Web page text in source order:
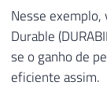
35
36
37
SET
Nesse
Durable
se o ganho de
eficiente assim.